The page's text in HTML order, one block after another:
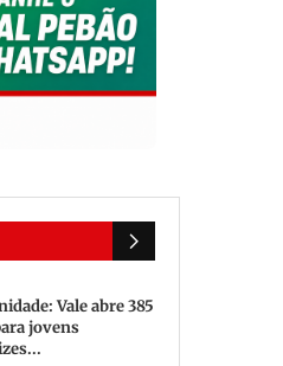
Vale abre 385
jovens